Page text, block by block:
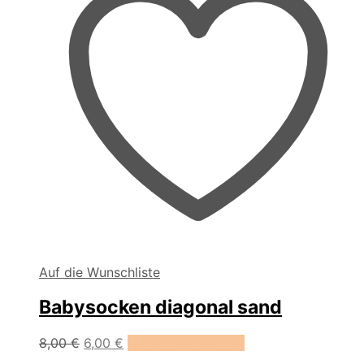
gewählt
werden
Auf die Wunschliste
Babysocken diagonal sand
8,00€ 6,00 €